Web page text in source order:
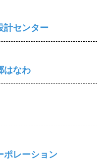
センター
はなわ
レーション